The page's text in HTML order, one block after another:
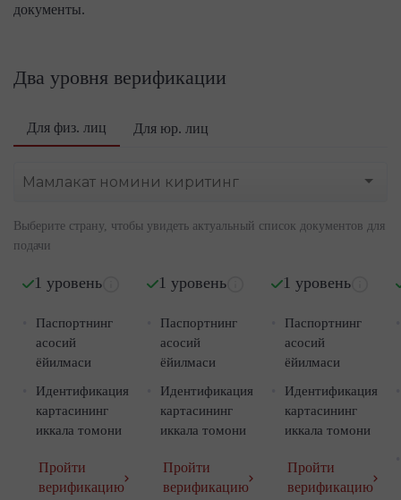
документы.
Два уровня верификации
Для физ. лиц Для юр. лиц
Выберите страну, чтобы увидеть актуальный список документов для
подачи
1 уровень
Паспортнинг
асосий
ёйилмаси
Идентификация
картасининг
иккала томони
Пройти
верификацию
1 уровень
Паспортнинг
асосий
ёйилмаси
Идентификация
картасининг
иккала томони
Пройти
верификацию
1 уровень
Паспортнинг
асосий
ёйилмаси
Идентификация
картасининг
иккала томони
Пройти
верификацию